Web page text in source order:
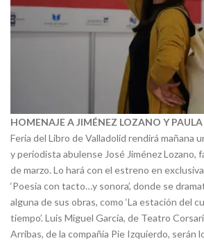
HOMENAJE A JIMÉNEZ LOZANO Y
Feria del Libro de Valladolid rendirá mañana
y periodista abulense José Jiménez Lozano,
de marzo. Lo hará con el estreno en
‘Poesía con tacto…y sonora’, donde se
alguna de sus obras, como ‘La estación del
tiempo’. Luis Miguel García, de Teatro
Arribas, de la compañía Pie Izquierdo, serán